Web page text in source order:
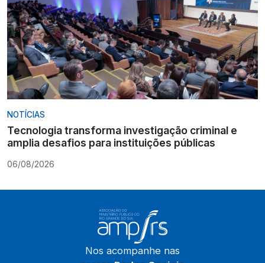
NOTÍCIAS
Tecnologia transforma investigação criminal e
amplia desafios para instituições públicas
06/08/2026
Nos acompanhe nas